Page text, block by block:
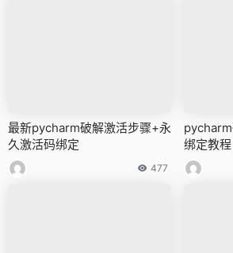
最新pycharm破解激活步骤+永
久激活码绑定
477
绑定教程